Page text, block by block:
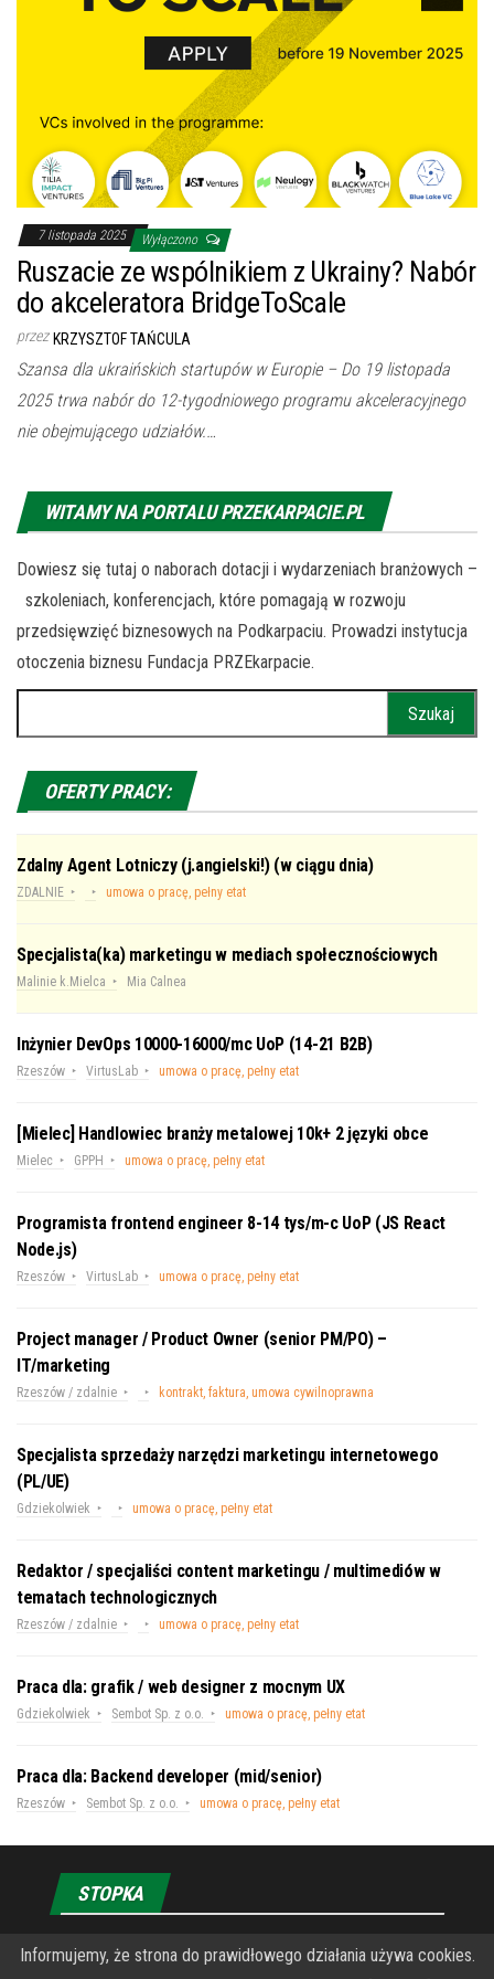
7 listopada 2025 Wyłączono
Ruszacie ze wspólnikiem z Ukrainy? Nabór
do akceleratora BridgeToScale
przez KRZYSZTOF TAŃCULA
Szansa dla ukraińskich startupów w Europie – Do 19 listopada
2025 trwa nabór do 12-tygodniowego programu akceleracyjnego
nie obejmującego udziałów.…
WITAMY NA PORTALU PRZEKARPACIE.PL
Dowiesz się tutaj o naborach dotacji i wydarzeniach branżowych –
szkoleniach, konferencjach, które pomagają w rozwoju
przedsięwzięć biznesowych na Podkarpaciu. Prowadzi instytucja
otoczenia biznesu Fundacja PRZEkarpacie.
OFERTY PRACY:
Zdalny Agent Lotniczy (j.angielski!) (w ciągu dnia)
ZDALNIE umowa o pracę, pełny etat
Specjalista(ka) marketingu w mediach społecznościowych
Malinie k.Mielca Mia Calnea
Inżynier DevOps 10000-16000/mc UoP (14-21 B2B)
Rzeszów VirtusLab umowa o pracę, pełny etat
[Mielec] Handlowiec branży metalowej 10k+ 2 języki obce
Mielec GPPH umowa o pracę, pełny etat
Programista frontend engineer 8-14 tys/m-c UoP (JS React
Node.js)
Rzeszów VirtusLab umowa o pracę, pełny etat
Project manager / Product Owner (senior PM/PO) –
IT/marketing
Rzeszów / zdalnie kontrakt, faktura, umowa cywilnoprawna
Specjalista sprzedaży narzędzi marketingu internetowego
(PL/UE)
Gdziekolwiek umowa o pracę, pełny etat
Redaktor / specjaliści content marketingu / multimediów w
tematach technologicznych
Rzeszów / zdalnie umowa o pracę, pełny etat
Praca dla: grafik / web designer z mocnym UX
Gdziekolwiek Sembot Sp. z o.o. umowa o pracę, pełny etat
Praca dla: Backend developer (mid/senior)
Rzeszów Sembot Sp. z o.o. umowa o pracę, pełny etat
STOPKA
O Fundacji PRZEkarpacie
Informujemy, że strona do prawidłowego działania używa cookies.